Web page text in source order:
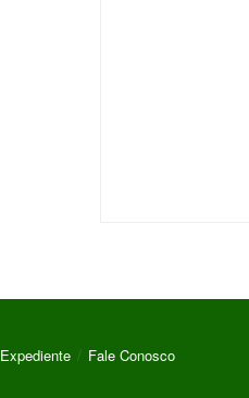
Expediente Fale Conosco